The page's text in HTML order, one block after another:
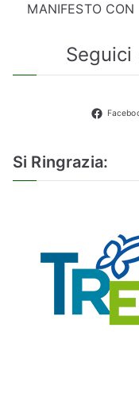
MANIFESTO
Seguici
Si Ringrazia: